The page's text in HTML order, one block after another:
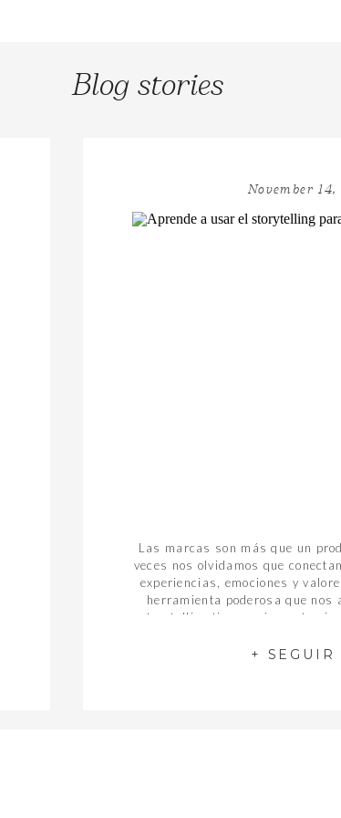
Blog stories
+ SEGUIR
Las marcas son más que un
veces nos olvidamos que
experiencias, emociones y
herramienta poderosa que nos
storytelling tiene un impacto
November